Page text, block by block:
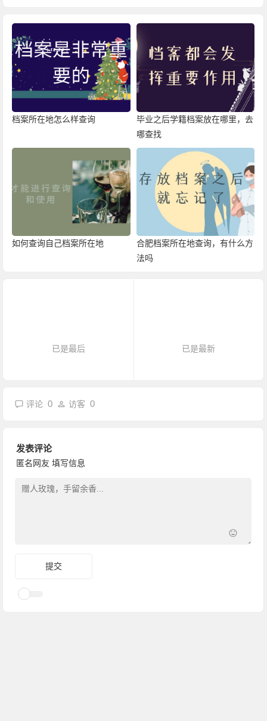
档案所在地怎么样查询
毕业之后学籍档案放在哪里，去
哪查找
如何查询自己档案所在地
合肥档案所在地查询，有什么方
法吗
已是最后 已是最新
评论0 访客0
发表评论
匿名网友 填写信息